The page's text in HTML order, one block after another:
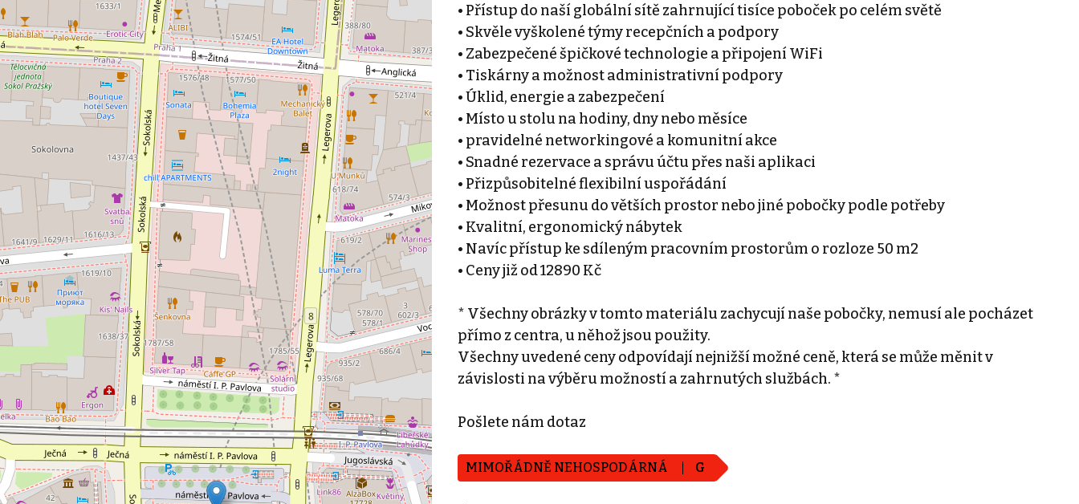
• Přístup do naší globální sítě zahrnující tisíce poboček po celém světě
• Skvěle vyškolené týmy recepčních a podpory
• Zabezpečené špičkové technologie a připojení WiFi
• Tiskárny a možnost administrativní podpory
• Úklid, energie a zabezpečení
• Místo u stolu na hodiny, dny nebo měsíce
• pravidelné networkingové a komunitní akce
• Snadné rezervace a správu účtu přes naši aplikaci
• Přizpůsobitelné flexibilní uspořádání
• Možnost přesunu do větších prostor nebo jiné pobočky podle potřeby
• Kvalitní, ergonomický nábytek
• Navíc přístup ke sdíleným pracovním prostorům o rozloze 50 m2
• Ceny již od 12890 Kč
* Všechny obrázky v tomto materiálu zachycují naše pobočky, nemusí ale pocházet
přímo z centra, u něhož jsou použity.
Všechny uvedené ceny odpovídají nejnižší možné ceně, která se může měnit v
závislosti na výběru možností a zahrnutých službách. *
Pošlete nám dotaz
MIMOŘÁDNĚ NEHOSPODÁRNÁ G